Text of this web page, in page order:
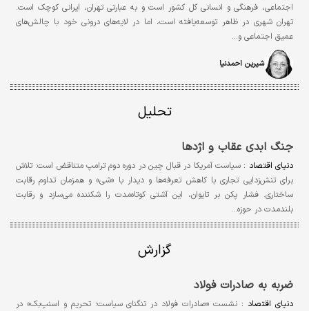
اجتماعی، فرهنگی و انسانی کل کشور است و به عبارتی تهران، ایرانی کوچک است.
تهران شهری در ظاهر توسعه‎‌یافته است، اما در لایه‌های درونی خود با چالش‌های
عمیق اجتماعی و…
شیرین احمدنیا
تحلیل
جنگ ابدی عقاب و اژدها
دنیای اقتصاد : سیاست آمریکا در قبال چین در دوره دوم ترامپ متناقض است: تلاش
برای تنش‌زدایی تجاری با کاهش تعرفه‌ها و دیدار با «شی» و همزمان تداوم رقابت
ساختاری. فشار پکن بر تایوان، این آشتی کوتاه‌مدت را شکننده می‌سازد و رقابت
بلندمدت در حوزه…
گزارش
ضربه به صادرات فولاد
دنیای اقتصاد : نشست «صادرات فولاد در تنگنای سیاست؛ تحریم و اسنپ‌بک» در